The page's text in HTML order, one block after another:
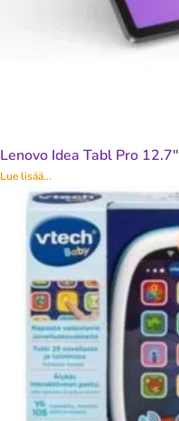
Lenovo Idea Tabl Pro 12.7″
Lue lisää...